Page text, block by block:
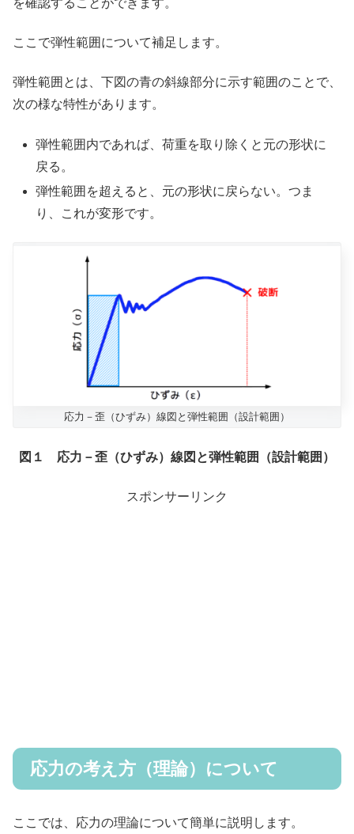
ここで弾性範囲について補足します。
弾性範囲とは、下図の青の斜線部分に示す範囲のことで、
次の様な特性があります。
弾性範囲内であれば、荷重を取り除くと元の形状に
戻る。
弾性範囲を超えると、元の形状に戻らない。つま
り、これが変形です。
応力－歪（ひずみ）線図と弾性範囲（設計範囲）
図１ 応力－歪（ひずみ）線図と弾性範囲（設計範囲）
スポンサーリンク
応力の考え方（理論）について
ここでは、応力の理論について簡単に説明します。